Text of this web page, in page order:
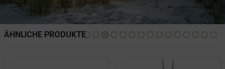
ÄHNLICHE PRODUKTE